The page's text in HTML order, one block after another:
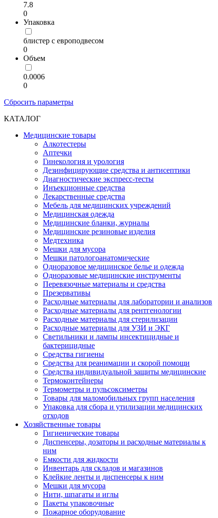
7.8
0
Упаковка
блистер с европодвесом
0
Объем
0.0006
0
Сбросить параметры
КАТАЛОГ
Медицинские товары
Алкотестеры
Аптечки
Гинекология и урология
Дезинфицирующие средства и антисептики
Диагностические экспресс-тесты
Инъекционные средства
Лекарственные средства
Мебель для медицинских учреждений
Медицинская одежда
Медицинские бланки, журналы
Медицинские резиновые изделия
Медтехника
Мешки для мусора
Мешки патологоанатомические
Одноразовое медицинское белье и одежда
Одноразовые медицинские инструменты
Перевязочные материалы и средства
Презервативы
Расходные материалы для лаборатории и анализов
Расходные материалы для рентгенологии
Расходные материалы для стерилизации
Расходные материалы для УЗИ и ЭКГ
Светильники и лампы инсектицидные и
бактерицидные
Средства гигиены
Средства для реанимации и скорой помощи
Средства индивидуальной защиты медицинские
Термоконтейнеры
Термометры и пульсоксиметры
Товары для маломобильных групп населения
Упаковка для сбора и утилизации медицинских
отходов
Хозяйственные товары
Гигиенические товары
Диспенсеры, дозаторы и расходные материалы к
ним
Емкости для жидкости
Инвентарь для складов и магазинов
Клейкие ленты и диспенсеры к ним
Мешки для мусора
Нити, шпагаты и иглы
Пакеты упаковочные
Пожарное оборудование